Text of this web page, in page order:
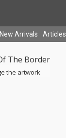
New Arrivals Articles
the artwork